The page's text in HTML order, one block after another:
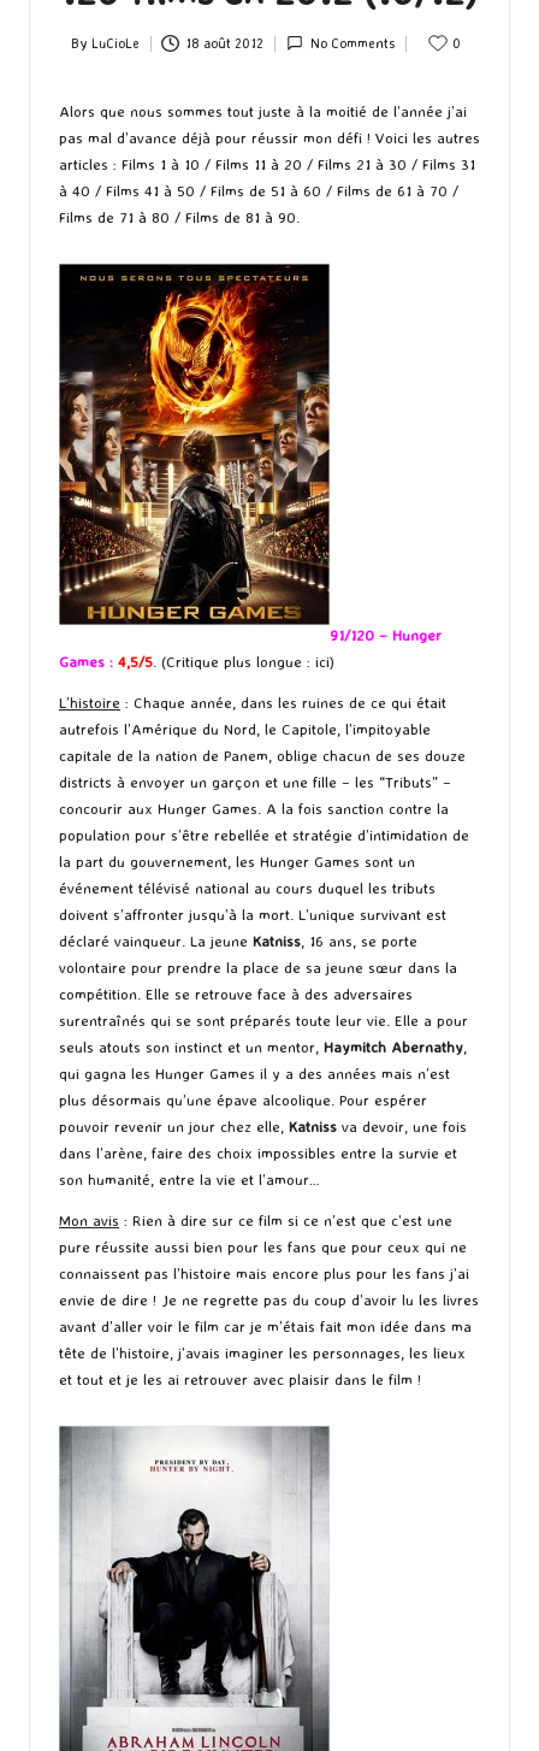
Posted
By LuCioLe 18 août 2012 No Comments 0
Alors que nous sommes tout juste à la moitié de l’année j’ai
pas mal d’avance déjà pour réussir mon défi ! Voici les autres
articles : Films 1 à 10 / Films 11 à 20 / Films 21 à 30 / Films 31
à 40 / Films 41 à 50 / Films de 51 à 60 / Films de 61 à 70 /
Films de 71 à 80 / Films de 81 à 90.
91/120 – Hunger
Games : 4,5/5. (Critique plus longue : ici)
L’histoire : Chaque année, dans les ruines de ce qui était
autrefois l’Amérique du Nord, le Capitole, l’impitoyable
capitale de la nation de Panem, oblige chacun de ses douze
districts à envoyer un garçon et une fille – les “Tributs” –
concourir aux Hunger Games. A la fois sanction contre la
population pour s’être rebellée et stratégie d’intimidation de
la part du gouvernement, les Hunger Games sont un
événement télévisé national au cours duquel les tributs
doivent s’affronter jusqu’à la mort. L’unique survivant est
déclaré vainqueur. La jeune Katniss, 16 ans, se porte
volontaire pour prendre la place de sa jeune sœur dans la
compétition. Elle se retrouve face à des adversaires
surentraînés qui se sont préparés toute leur vie. Elle a pour
seuls atouts son instinct et un mentor, Haymitch Abernathy,
qui gagna les Hunger Games il y a des années mais n’est
plus désormais qu’une épave alcoolique. Pour espérer
pouvoir revenir un jour chez elle, Katniss va devoir, une fois
dans l’arène, faire des choix impossibles entre la survie et
son humanité, entre la vie et l’amour…
Mon avis : Rien à dire sur ce film si ce n’est que c’est une
pure réussite aussi bien pour les fans que pour ceux qui ne
connaissent pas l’histoire mais encore plus pour les fans j’ai
envie de dire ! Je ne regrette pas du coup d’avoir lu les livres
avant d’aller voir le film car je m’étais fait mon idée dans ma
tête de l’histoire, j’avais imaginer les personnages, les lieux
et tout et je les ai retrouver avec plaisir dans le film !